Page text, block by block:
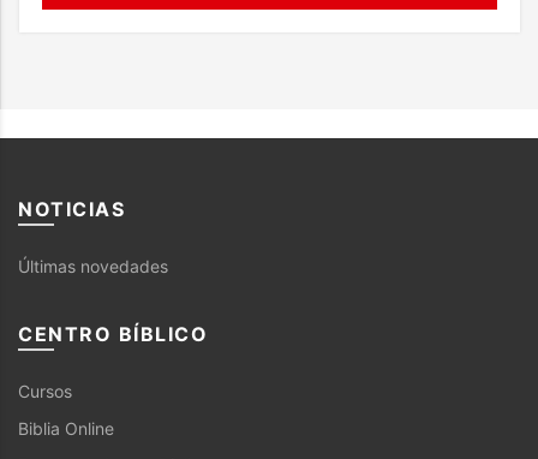
NOTICIAS
Últimas novedades
CENTRO BÍBLICO
Cursos
Biblia Online